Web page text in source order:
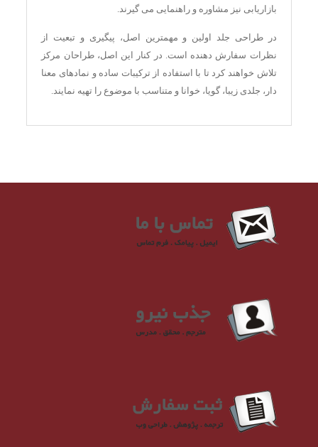
بازاریابی نیز مشاوره و راهنمایی می گیرند.
در طراحی جلد اولین و مهمترین اصل، پیگیری و تبعیت از
نظرات سفارش دهنده است. در کنار این اصل، طراحان مرکز
تلاش خواهند کرد تا با استفاده از ترکیبات ساده و نمادهای معنا
دار، جلدی زیبا، گویا، خوانا و متناسب با موضوع را تهیه نمایند.